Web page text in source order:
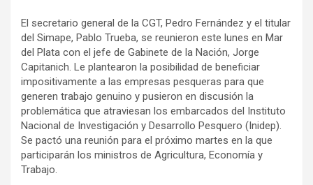
k
p
dl
y
El secretario general de la CGT, Pedro Fernández y el titular
del Simape, Pablo Trueba, se reunieron este lunes en Mar
del Plata con el jefe de Gabinete de la Nación, Jorge
Capitanich. Le plantearon la posibilidad de beneficiar
impositivamente a las empresas pesqueras para que
generen trabajo genuino y pusieron en discusión la
problemática que atraviesan los embarcados del Instituto
Nacional de Investigación y Desarrollo Pesquero (Inidep).
Se pactó una reunión para el próximo martes en la que
participarán los ministros de Agricultura, Economía y
Trabajo.